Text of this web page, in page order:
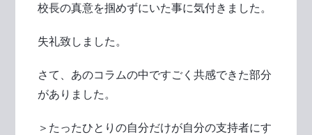
校長の真意を掴めずにいた事に気付きました。
失礼致しました。
さて、あのコラムの中ですごく共感できた部分
がありました。
＞たったひとりの自分だけが自分の支持者にす